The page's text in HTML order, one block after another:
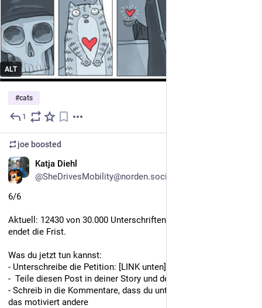
ALT
#cats
1
joe boosted
Katja Diehl
@SheDrivesMobility@norden.social
6/6
Aktuell: 12430 von 30.000 Unterschriften. Am 11. August 2026
endet die Frist.
Was du jetzt tun kannst:
- Unterschreibe die Petition: [LINK unten]
-  Teile diesen Post in deiner Story und deinen Chatgruppen
- Schreib in die Kommentare, dass du unterschrieben hast –
das motiviert andere